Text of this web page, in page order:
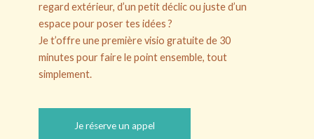
regard extérieur, d’un petit déclic ou juste d’un
espace pour poser tes idées ?
Je t’offre une première visio gratuite de 30
minutes pour faire le point ensemble, tout
simplement.
Je réserve un appel